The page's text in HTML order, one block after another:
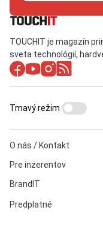
TOUCHIT je magazín
sveta technológií,
O nás / Kontakt
Pre inzerentov
BrandIT
Predplatné
Tmavý režim